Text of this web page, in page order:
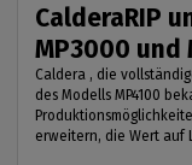
CalderaRIP
MP3000 und
Caldera , die
des Modells MP4100
erweitern, die Wert auf